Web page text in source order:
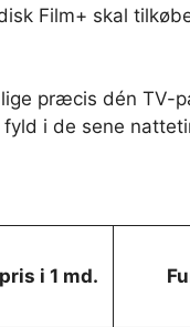
Film+ skal
præcis dén TV-
i de sene
i 1 md.